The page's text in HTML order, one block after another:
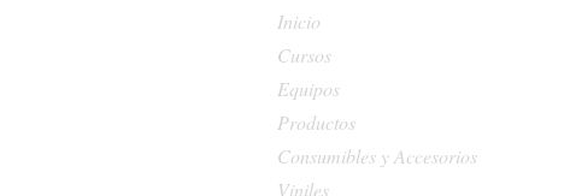
Inicio
Cursos
Equipos
Productos
Consumibles y Accesorios
Viniles